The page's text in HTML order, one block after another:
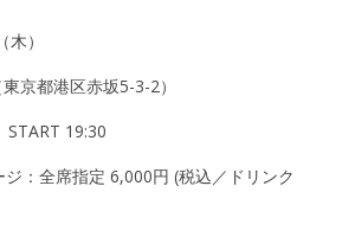
）
京都港区赤坂5-3-2）
19:30
：全席指定 6,000円 (税込／ドリンク